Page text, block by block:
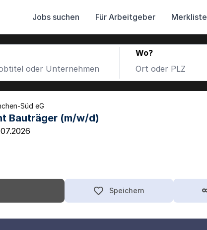
Jobs suchen Für Arbeitgeber Merkliste
Wo?
Süd eG
Bauträger (m/w/d)
Speichern